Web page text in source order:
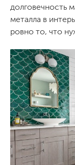
долговечность
металла в
ровно то, что